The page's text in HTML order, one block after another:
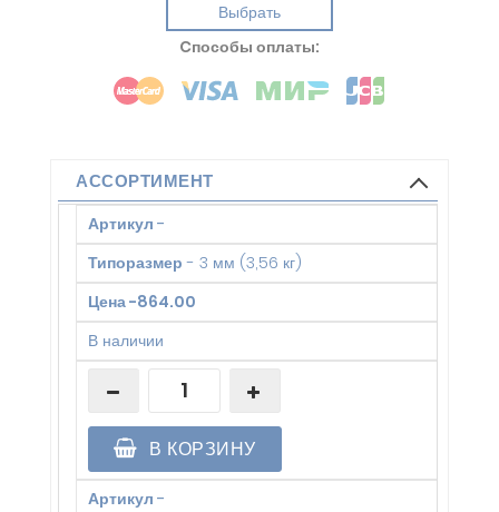
Выбрать
Cпособы оплаты:
АССОРТИМЕНТ
Артикул -
Типоразмер - 3 мм (3,56 кг)
Цена-864.00
В наличии
В КОРЗИНУ
Артикул -